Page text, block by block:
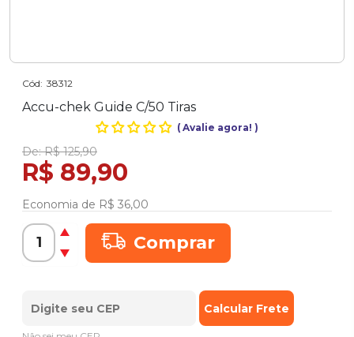
Cód: 38312
Accu-chek Guide C/50 Tiras
(Avalie agora! )
De:R$ 125,90
R$ 89,90
Economia de R$ 36,00
Comprar